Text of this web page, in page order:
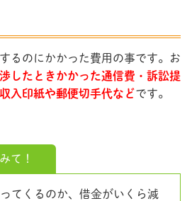
るのにかかった費用の事です。お
したときかかった通信費・訴訟提
入印紙や郵便切手代などです。
て！
てくるのか、借金がいくら減